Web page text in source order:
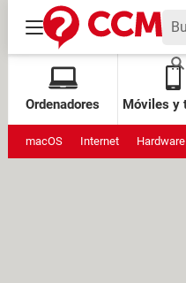
Ordenadores Móviles y
macOS Internet Hardware